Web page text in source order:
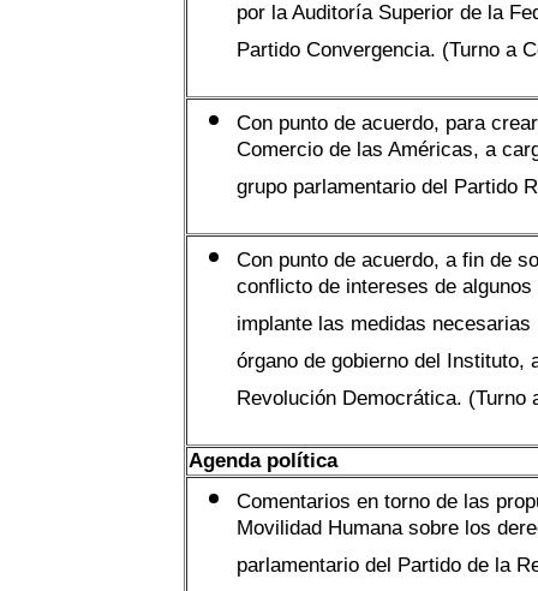
por la Auditoría Superior de la
Partido Convergencia. (Turno a
Con punto de acuerdo, para
Comercio de las Américas, a
grupo parlamentario del Partido
Con punto de acuerdo, a fin de
conflicto de intereses de
implante las medidas
órgano de gobierno del
Revolución Democrática. (Turno
Agenda política
Comentarios en torno de las
Movilidad Humana sobre los
parlamentario del Partido de la